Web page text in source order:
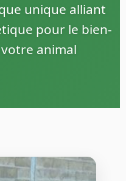
unique alliant
pour le bien-
animal